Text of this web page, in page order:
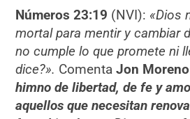
Números 23:19 (NVI): «Dios
mortal para mentir y cambiar
no cumple lo que promete ni
dice?». ComentaJon Moreno
himno de libertad, de fe y
aquellos que necesitan